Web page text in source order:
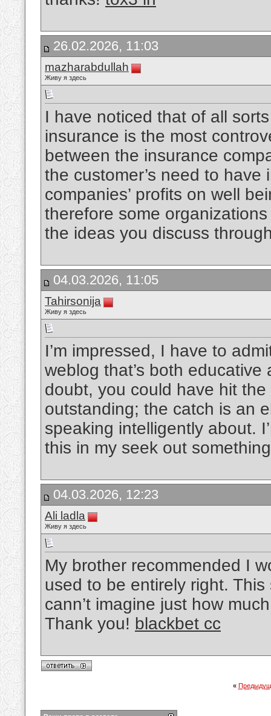
26.02.2026, 11:03
mazharabdullah
Живу я здесь
I have noticed that of all
insurance is the most
between the insurance
the customer’s need to
companies’ profits on well
therefore some
the ideas you discuss
04.03.2026, 11:05
Tahirsonija
Живу я здесь
I’m impressed, I have to
weblog that’s both
doubt, you could have hit
outstanding; the catch is an
speaking intelligently about.
this in my seek out
04.03.2026, 12:23
Ali ladla
Живу я здесь
My brother recommended I
used to be entirely right.
cann’t imagine just how
Thank you! blackbet cc
«